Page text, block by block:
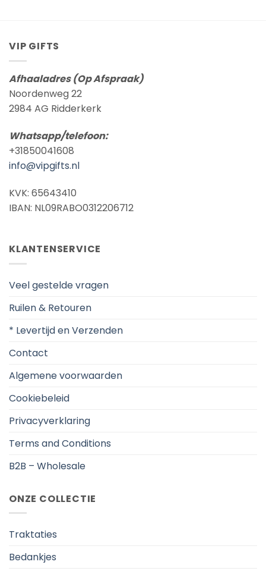
VIP GIFTS
Afhaaladres (Op Afspraak)
Noordenweg 22
2984 AG Ridderkerk
Whatsapp/telefoon:
+31850041608
info@vipgifts.nl
KVK: 65643410
IBAN: NL09RABO0312206712
KLANTENSERVICE
Veel gestelde vragen
Ruilen & Retouren
* Levertijd en Verzenden
Contact
Algemene voorwaarden
Cookiebeleid
Privacyverklaring
Terms and Conditions
B2B – Wholesale
ONZE COLLECTIE
Traktaties
Bedankjes